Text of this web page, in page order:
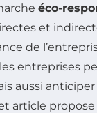
éco-
et
de
entreprises
aussi
article